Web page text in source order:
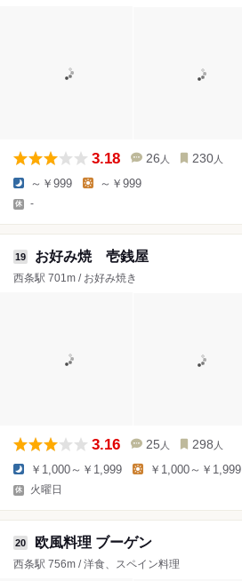
3.18 26 人 230 人
～￥999 ～￥999
-
19 お好み焼 壱銭屋
西条駅 701m / お好み焼き
3.16 25 人 298 人
￥1,000～￥1,999 ￥1,000～￥1,999
火曜日
20 欧風料理 ブーゲン
西条駅 756m / 洋食、スペイン料理